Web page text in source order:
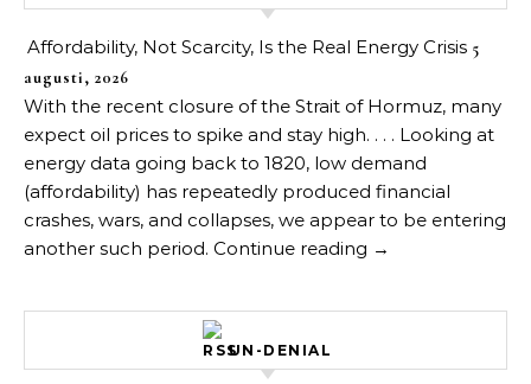
Affordability, Not Scarcity, Is the Real Energy Crisis 5
augusti, 2026
With the recent closure of the Strait of Hormuz, many
expect oil prices to spike and stay high. . . . Looking at
energy data going back to 1820, low demand
(affordability) has repeatedly produced financial
crashes, wars, and collapses, we appear to be entering
another such period. Continue reading →
UN-DENIAL